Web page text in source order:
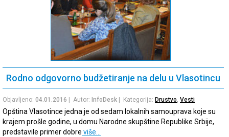
Rodno odgovorno budžetiranje na delu u Vlasotincu
Objavljeno: 04.01.2016 | Autor: InfoDesk | Kategorija: Drustvo Vesti
Opština Vlasotince jedna je od sedam lokalnih samouprava koje su
krajem prošle godine, u domu Narodne skupštine Republike Srbije,
predstavile primer dobre više…